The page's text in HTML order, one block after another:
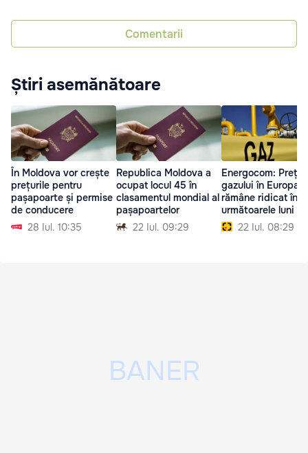
Comentarii
Știri asemănătoare
În Moldova vor crește
prețurile pentru
pașapoarte și permise
de conducere
28 Iul. 10:35
Republica Moldova a
ocupat locul 45 în
clasamentul mondial al
pașapoartelor
22 Iul. 09:29
Energocom: Prețul
gazului în Europa
rămâne ridicat în
următoarele luni
22 Iul. 08:29